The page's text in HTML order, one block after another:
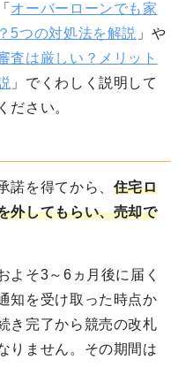
オーバーローンでも家
5つの対処法を解説 」や
査は厳しい？メリット
」でくわしく説明して
ださい。
諾を得てから、 住宅ロ
外してもらい、売却で
よそ3～6ヵ月後に届く
知を受け取った時点か
き完了から競売の改札
りません。その期間は